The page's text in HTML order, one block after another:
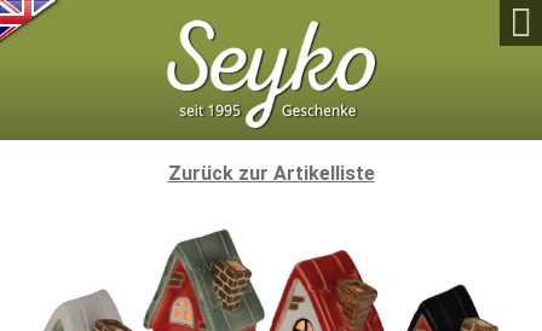

Zurück zur Artikelliste